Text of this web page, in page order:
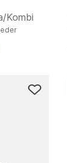
Kombi